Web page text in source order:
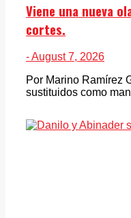
Viene una nueva
cortes.
- August 7, 2026
Por Marino Ramírez
sustituidos como